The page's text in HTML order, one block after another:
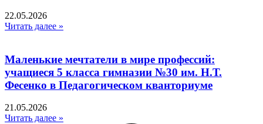
22.05.2026
Читать далее »
Маленькие мечтатели в мире профессий:
учащиеся 5 класса гимназии №30 им. Н.Т.
Фесенко в Педагогическом кванториуме
21.05.2026
Читать далее »